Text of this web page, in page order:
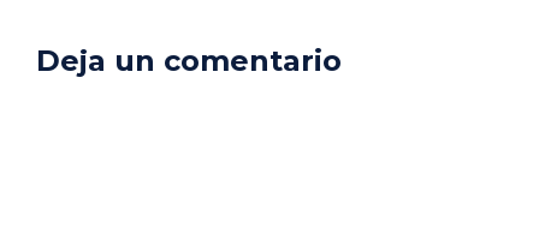
Deja un comentario